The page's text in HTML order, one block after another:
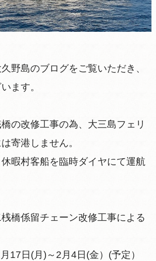
野島のブログをご覧いただき、
ます。
の改修工事の為、大三島フェリ
寄港しません。
暇村客船を臨時ダイヤにて運航
桟橋係留チェーン改修工事による
17日(月)～2月4日(金）(予定）